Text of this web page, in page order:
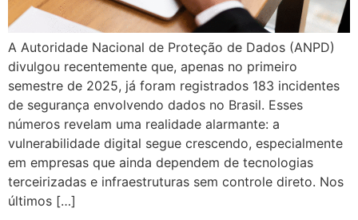
A Autoridade Nacional de Proteção de Dados (ANPD)
divulgou recentemente que, apenas no primeiro
semestre de 2025, já foram registrados 183 incidentes
de segurança envolvendo dados no Brasil. Esses
números revelam uma realidade alarmante: a
vulnerabilidade digital segue crescendo, especialmente
em empresas que ainda dependem de tecnologias
terceirizadas e infraestruturas sem controle direto. Nos
últimos […]